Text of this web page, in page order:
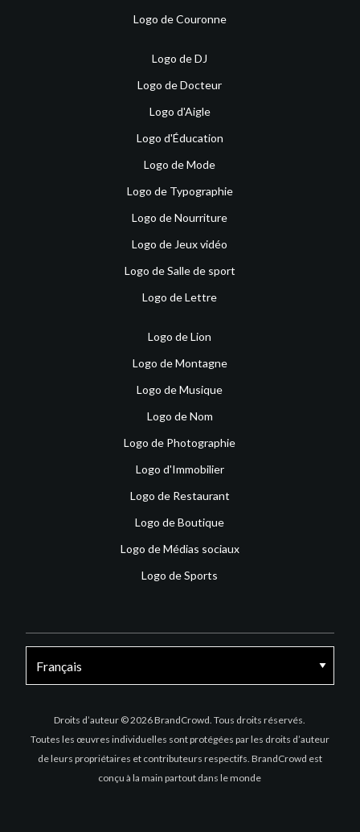
Logo de Couronne
Logo de DJ
Logo de Docteur
Logo d'Aigle
Logo d'Éducation
Logo de Mode
Logo de Typographie
Logo de Nourriture
Logo de Jeux vidéo
Logo de Salle de sport
Logo de Lettre
Logo de Lion
Logo de Montagne
Logo de Musique
Logo de Nom
Logo de Photographie
Logo d'Immobilier
Logo de Restaurant
Logo de Boutique
Logo de Médias sociaux
Logo de Sports
Droits d’auteur © 2026 BrandCrowd. Tous droits réservés.
Toutes les œuvres individuelles sont protégées par les droits d’auteur
de leurs propriétaires et contributeurs respectifs. BrandCrowd est
conçu à la main partout dans le monde